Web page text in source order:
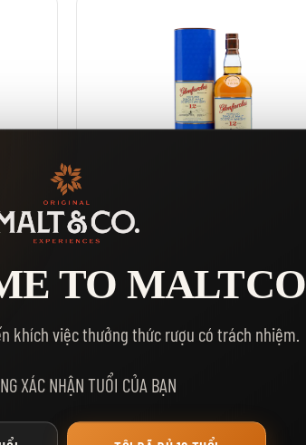
1.287.500₫
RƯỢU GLENFARCLAS 12 NĂM
TO MALTCO
khích việc thưởng thức rượu có trách nhiệm.
XÁC NHẬN TUỔI CỦA BẠN